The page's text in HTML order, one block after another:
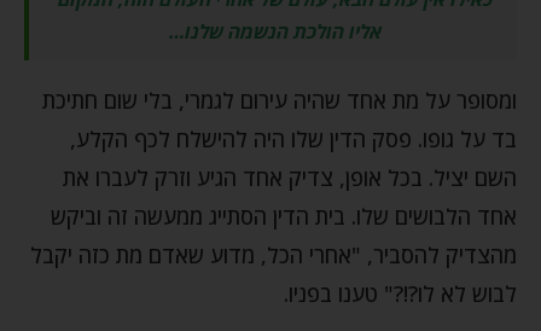
אליו הולכת הנשמה שלנו…
ומסופר על מת אחד שהיה עירום לגמרי, בלי שום חתיכת
בד על גופו. פסק הדין שלו היה להישלח לכף הקלע,
השם יציל. בכל אופן, צדיק אחד הגיע וזרק לעברו את
אחד הלבושים שלו. בית הדין הסתייג ממעשה זה וביקש
מהצדיק להסביר, "אחרי הכל, מדוע שאדם מת כזה יקבל
לבוש לא לו?!?" טענו בפניו.